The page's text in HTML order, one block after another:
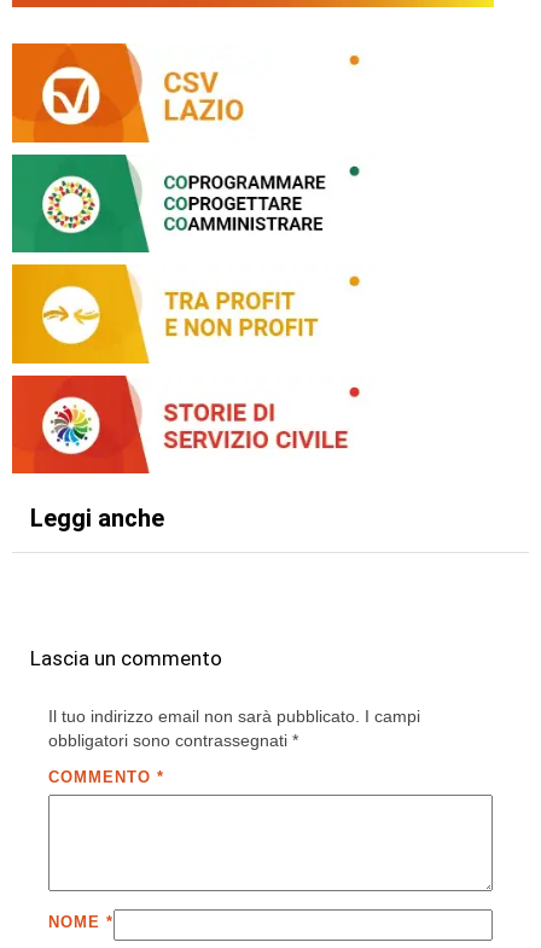
Leggi anche
Lascia un commento
Il tuo indirizzo email non sarà pubblicato. I campi
obbligatori sono contrassegnati *
COMMENTO *
NOME *